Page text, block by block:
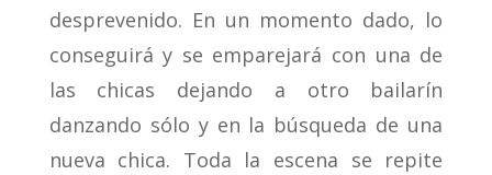
desprevenido. En un momento dado, lo
conseguirá y se emparejará con una de
las chicas dejando a otro bailarín
danzando sólo y en la búsqueda de una
nueva chica. Toda la escena se repite